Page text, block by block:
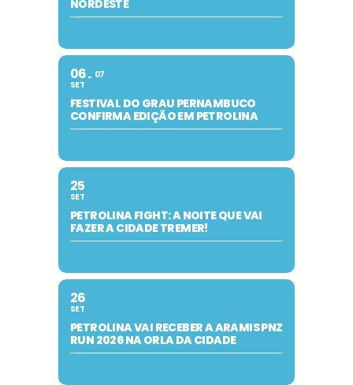
NORDESTE
06
SET
07
FESTIVAL DO GRAU PERNAMBUCO
CONFIRMA EDIÇÃO EM PETROLINA
25
SET
PETROLINA FIGHT: A NOITE QUE VAI
FAZER A CIDADE TREMER!
26
SET
PETROLINA VAI RECEBER A ARAMIS PNZ
RUN 2026 NA ORLA DA CIDADE